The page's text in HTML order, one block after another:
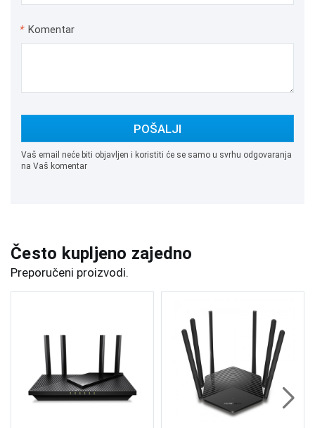
* Komentar
POŠALJI
Vaš email neće biti objavljen i koristiti će se samo u svrhu odgovaranja
na Vaš komentar
Često kupljeno zajedno
Preporučeni proizvodi.